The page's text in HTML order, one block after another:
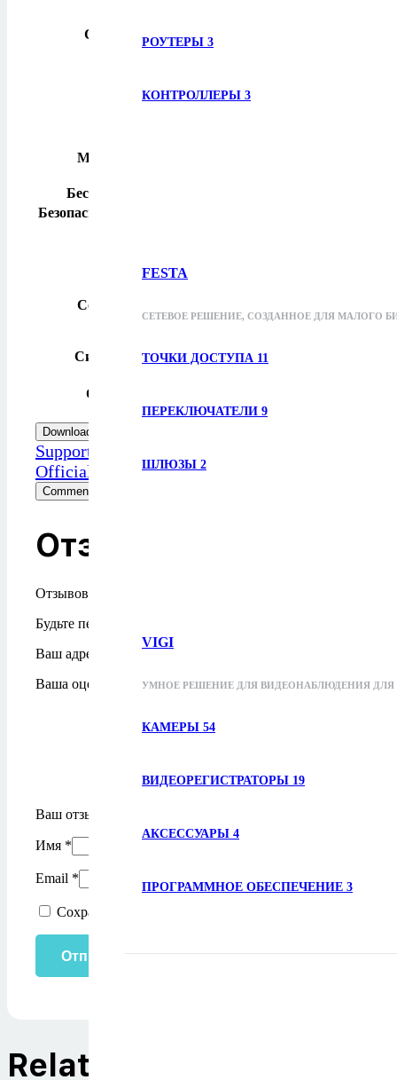
РОУТЕРЫ 3
КОНТРОЛЛЕРЫ 3
FESTA
СЕТЕВОЕ РЕШЕНИЕ, СОЗДАННОЕ ДЛЯ МАЛОГО
ТОЧКИ ДОСТУПА 11
ПЕРЕКЛЮЧАТЕЛИ 9
ШЛЮЗЫ 2
VIGI
УМНОЕ РЕШЕНИЕ ДЛЯ ВИДЕОНАБЛЮДЕНИЯ ДЛЯ
КАМЕРЫ 54
ВИДЕОРЕГИСТРАТОРЫ 19
АКСЕССУАРЫ 4
ПРОГРАММНОЕ ОБЕСПЕЧЕНИЕ 3
Скорость сигнала
11n: до 300 Мбит/с
11g: до 54 Мбит/с
Мощность передачи
Беспроводные режимы
Безопасность беспроводной сети
Содержимое упаковки
Ресурсный компакт-
Системные требования
Поддерживаемые
Окружающая среда
Влажность при
Download
Support
Official link
Comments (0)
Отзывы
Отзывов пока нет.
Будьте первым, кто оставил отзыв на “TP-Link Archer
Ваш адрес email не будет опубликован.
Ваша оценка
Ваш отзыв
Имя *
Email *
Сохранить моё имя, email и адрес сайта в этом
Related Products